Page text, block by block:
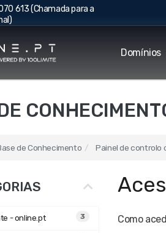
613 (Chamada para a
Domínios
de Conhecimento Painel de controlo
3
- online.pt Como